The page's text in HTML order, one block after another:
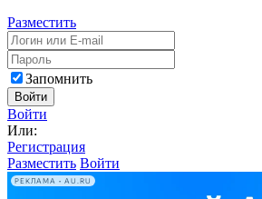
Разместить
Запомнить
Войти
Войти
Или:
Регистрация
Разместить Войти
РЕКЛАМА • AU.RU